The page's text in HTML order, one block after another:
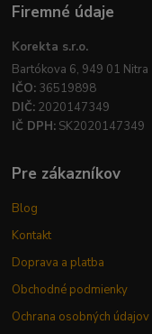
Firemné údaje
Korekta s.r.o.
Bartókova 6, 949 01 Nitra
IČO: 36519898
DIČ: 2020147349
IČ DPH: SK2020147349
Pre zákazníkov
Blog
Kontakt
Doprava a platba
Obchodné podmienky
Ochrana osobných údajov